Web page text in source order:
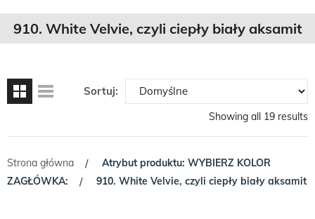
910. White Velvie, czyli ciepły biały aksamit
Sortuj:
Showing all 19 results
Strona główna /
Atrybut produktu: WYBIERZ KOLOR
ZAGŁÓWKA:
/ 910. White Velvie, czyli ciepły biały aksamit